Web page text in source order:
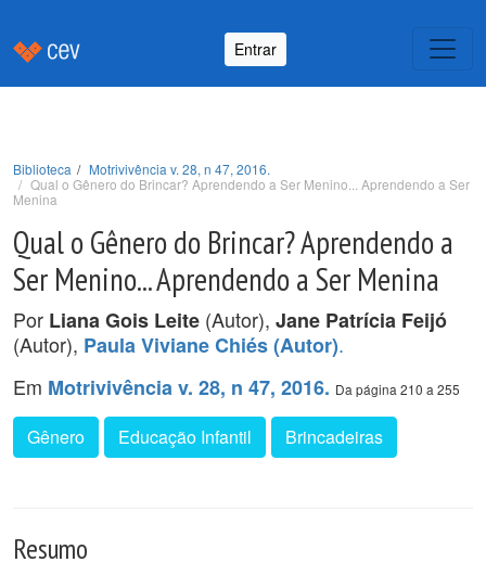
Entrar
Biblioteca
Motrivivência v. 28, n 47, 2016.
Qual o Gênero do Brincar? Aprendendo a Ser Menino... Aprendendo a Ser
Menina
Qual o Gênero do Brincar? Aprendendo a
Ser Menino... Aprendendo a Ser Menina
Por Liana Gois Leite (Autor), Jane Patrícia Feijó
(Autor), Paula Viviane Chiés (Autor).
Em Motrivivência v. 28, n 47, 2016. Da página 210 a 255
Gênero Educação Infantil Brincadeiras
Resumo